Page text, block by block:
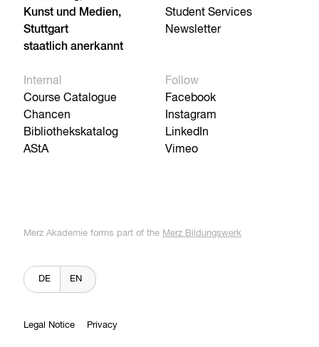
Kunst und Medien,
Stuttgart
staatlich anerkannt
Student Services
Newsletter
Internal
Course Catalogue
Chancen
Bibliothekskatalog
AStA
Follow
Facebook
Instagram
LinkedIn
Vimeo
Merz Akademie forms part of the Merz Bildungswerk
DE EN
Legal Notice Privacy